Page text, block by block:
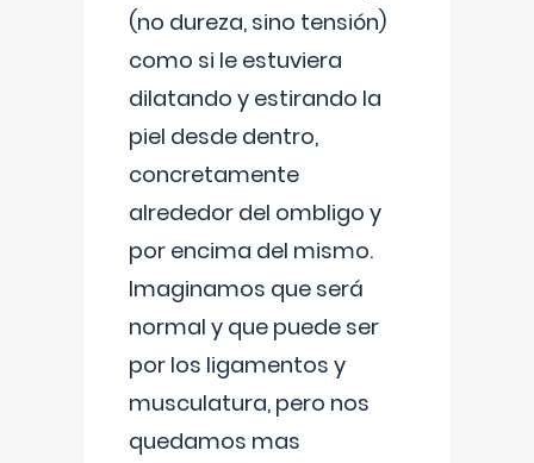
(no dureza, sino tensión)
como si le estuviera
dilatando y estirando la
piel desde dentro,
concretamente
alrededor del ombligo y
por encima del mismo.
Imaginamos que será
normal y que puede ser
por los ligamentos y
musculatura, pero nos
quedamos mas